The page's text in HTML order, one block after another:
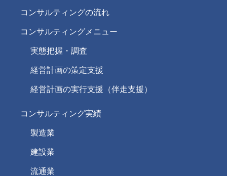
コンサルティングの流れ
コンサルティングメニュー
実態把握・調査
経営計画の策定支援
経営計画の実行支援（伴走支援）
コンサルティング実績
製造業
建設業
流通業